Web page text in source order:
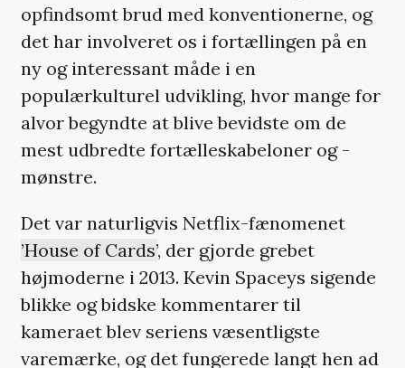
opfindsomt brud med konventionerne, og
det har involveret os i fortællingen på en
ny og interessant måde i en
populærkulturel udvikling, hvor mange for
alvor begyndte at blive bevidste om de
mest udbredte fortælleskabeloner og -
mønstre.
Det var naturligvis Netflix-fænomenet
’House of Cards’, der gjorde grebet
højmoderne i 2013. Kevin Spaceys sigende
blikke og bidske kommentarer til
kameraet blev seriens væsentligste
varemærke, og det fungerede langt hen ad